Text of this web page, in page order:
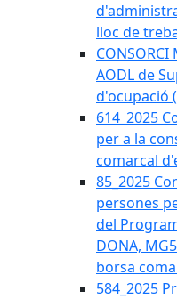
lloc de
CONSORCI
AODL de
d'ocupació
614_2025
per a la
comarcal
85_2025
persones
del
DONA,
borsa
584_2025